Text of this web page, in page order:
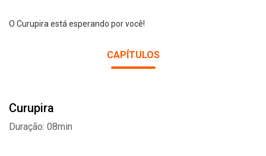
O Curupira está esperando por você!
CAPÍTULOS
Curupira
Duração: 08min